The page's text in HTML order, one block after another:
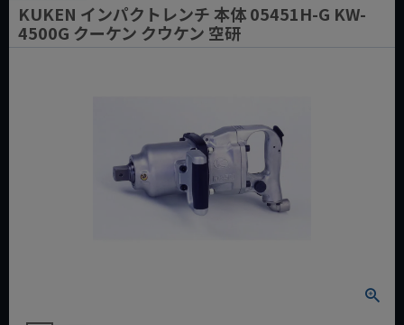
KUKEN インパクトレンチ 本体 05451H-G KW-
4500G クーケン クウケン 空研